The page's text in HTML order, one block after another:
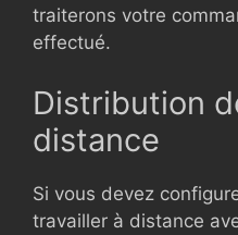
traiterons votre
effectué.
Distribution
distance
Si vous devez
travailler à distance